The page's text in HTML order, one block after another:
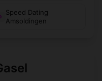
Speed Dating
Amsoldingen